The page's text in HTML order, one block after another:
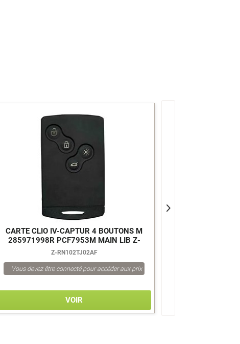
CARTE CLIO IV-CAPTUR 4 BOUTONS M
285971998R PCF7953M MAIN LIB Z-
RN45A
Z-RN102TJ02AF
Vous devez être connecté pour accéder aux prix
VOIR